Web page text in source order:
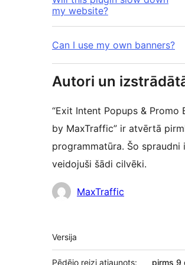
my website?
Can I use my own banners?
Autori un
“Exit Intent Popups & Promo
by MaxTraffic” ir atvērtā
programmatūra. Šo spraudni
veidojuši šādi cilvēki.
Līdzdalībnieki
MaxTraffic
Meta
Versija
Pēdējo reizi atjaunots: pirms 9